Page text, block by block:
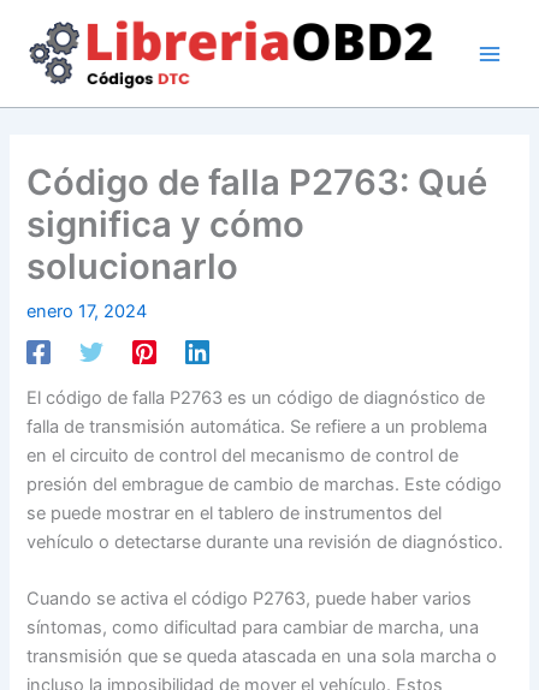
contenido
Código de falla P2763: Qué
significa y cómo
solucionarlo
enero 17, 2024
El código de falla P2763 es un código de diagnóstico de
falla de transmisión automática. Se refiere a un problema
en el circuito de control del mecanismo de control de
presión del embrague de cambio de marchas. Este código
se puede mostrar en el tablero de instrumentos del
vehículo o detectarse durante una revisión de diagnóstico.
Cuando se activa el código P2763, puede haber varios
síntomas, como dificultad para cambiar de marcha, una
transmisión que se queda atascada en una sola marcha o
incluso la imposibilidad de mover el vehículo. Estos